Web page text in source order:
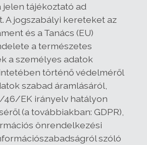
jelen tájékoztató ad
A jogszabályi kereteket az
és a Tanács (EU)
a természetes
a személyes adatok
történő védelméről
szabad áramlásáról,
46/EK irányelv hatályon
(a továbbiakban: GDPR),
önrendelkezési
szóló